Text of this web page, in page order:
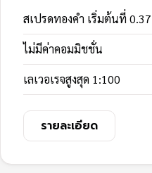
สเปรดทองคำ เริ่มต้นที่
ไม่มีค่าคอมมิชชั่น
เลเวอเรจสูงสุด 1:100
รายละเอียด